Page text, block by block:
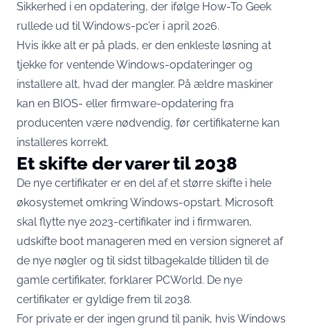
Sikkerhed i en opdatering, der ifølge How-To Geek
rullede ud til Windows-pc’er i april 2026.
Hvis ikke alt er på plads, er den enkleste løsning at
tjekke for ventende Windows-opdateringer og
installere alt, hvad der mangler. På ældre maskiner
kan en BIOS- eller firmware-opdatering fra
producenten være nødvendig, før certifikaterne kan
installeres korrekt.
Et skifte der varer til 2038
De nye certifikater er en del af et større skifte i hele
økosystemet omkring Windows-opstart. Microsoft
skal flytte nye 2023-certifikater ind i firmwaren,
udskifte boot manageren med en version signeret af
de nye nøgler og til sidst tilbagekalde tilliden til de
gamle certifikater, forklarer PCWorld. De nye
certifikater er gyldige frem til 2038.
For private er der ingen grund til panik, hvis Windows